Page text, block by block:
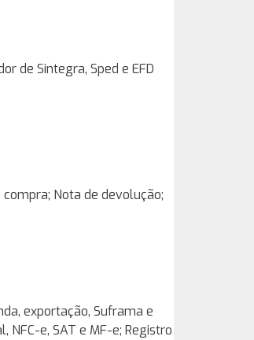
de Sintegra, Sped e EFD
Nota de devolução;
exportação, Suframa e
e, SAT e MF-e; Registro